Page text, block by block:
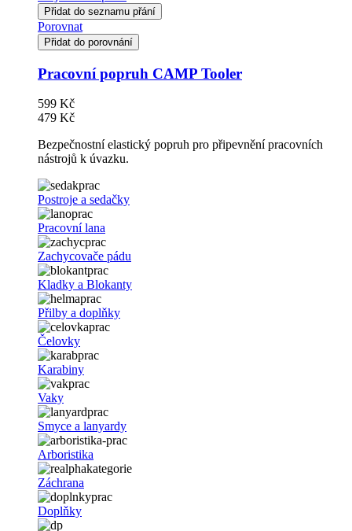
Přidat do seznamu přání
Porovnat
Přidat do porovnání
Pracovní popruh CAMP Tooler
599 Kč
479 Kč
Bezpečnostní elastický popruh pro připevnění pracovních
nástrojů k úvazku.
Postroje a sedačky
Pracovní lana
Zachycovače pádu
Kladky a Blokanty
Přilby a doplňky
Čelovky
Karabiny
Vaky
Smyce a lanyardy
Arboristika
Záchrana
Doplňky